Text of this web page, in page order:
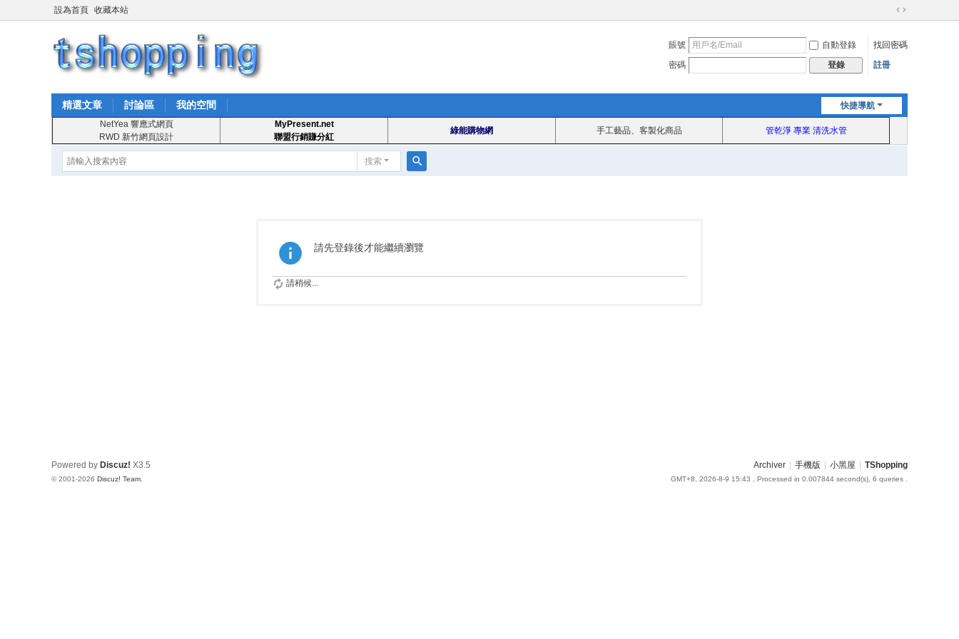
設為首頁 收藏本站
切
到
賬號 自動登錄
找回密碼
密碼
登錄 註冊
快捷導航
精選文章 討論區 我的空間
NetYea 響應式網頁
RWD 新竹網頁設計
MyPresent.net
聯盟行銷賺分紅
綠能購物網 手工藝品、客製化商品 管乾淨 專業 清洗水管
搜索
請先登錄後才能繼續瀏覽
請稍候...
Archiver 手機版 小黑屋 TShopping
GMT+8, 2026-8-9 15:43 , Processed in 0.007844 second(s), 6 queries .
Powered by Discuz! X3.5
© 2001-2026 Discuz! Team